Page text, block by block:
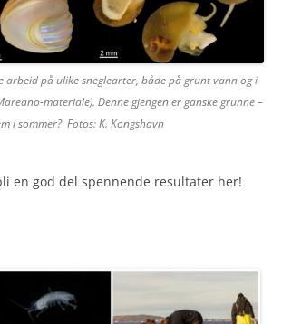
arbeid på ulike sneglearter, både på grunt vann og i
materiale). Denne gjengen er ganske grunne –
i sommer? Fotos: K. Kongshavn
en god del spennende resultater her!